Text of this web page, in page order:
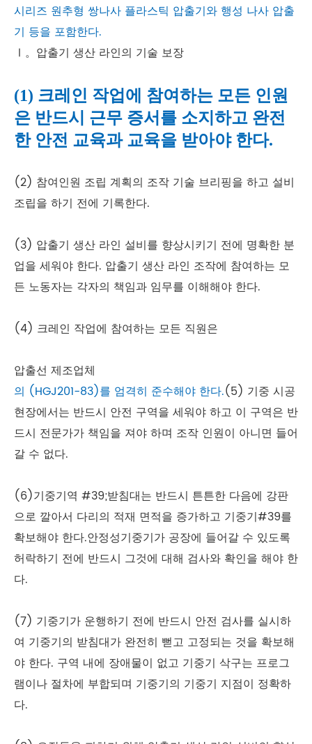
시리즈 원추형 쌍나사 플라스틱 압출기와 행성 나사 압출
기 등을 포함한다.
Ⅰ。압출기 생산 라인의 기술 보장
(1) 크레인 작업에 참여하는 모든 인원
은 반드시 근무 증서를 소지하고 완전
한 안전 교육과 교육을 받아야 한다.
(2) 참여인원 조립 계획의 조작 기술 브리핑을 하고 설비
조립을 하기 전에 기록한다.
(3) 압출기 생산 라인 설비를 향상시키기 전에 명확한 분
업을 세워야 한다. 압출기 생산 라인 조작에 참여하는 모
든 노동자는 각자의 책임과 임무를 이해해야 한다.
(4) 크레인 작업에 참여하는 모든 직원은
압출선 제조업체
의 (HGJ201-83)를 엄격히 준수해야 한다.(5) 기중 시공
현장에서는 반드시 안전 구역을 세워야 하고 이 구역은 반
드시 전문가가 책임을 져야 하며 조작 인원이 아니면 들어
갈 수 없다.
(6)기중기역 #39;받침대는 반드시 튼튼한 다음에 강판
으로 깔아서 다리의 적재 면적을 증가하고 기중기#39를
확보해야 한다.안정성기중기가 공장에 들어갈 수 있도록
허락하기 전에 반드시 그것에 대해 검사와 확인을 해야 한
다.
(7) 기중기가 운행하기 전에 반드시 안전 검사를 실시하
여 기중기의 받침대가 완전히 뻗고 고정되는 것을 확보해
야 한다. 구역 내에 장애물이 없고 기중기 삭구는 프로그
램이나 절차에 부합되며 기중기의 기중기 지점이 정확하
다.